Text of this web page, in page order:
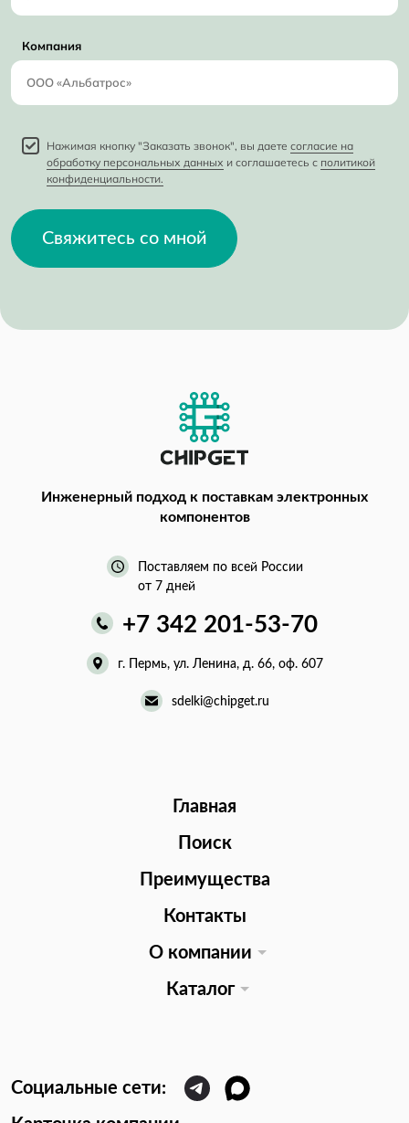
Компания
Нажимая кнопку "Заказать звонок", вы даете согласие на
обработку персональных данных и соглашаетесь с политикой
конфиденциальности.
Свяжитесь со мной
Инженерный подход к поставкам электронных
компонентов
Поставляем по всей России
от 7 дней
+7 342 201-53-70
г. Пермь, ул. Ленина, д. 66, оф. 607
sdelki@chipget.ru
Главная
Поиск
Преимущества
Контакты
О компании
Каталог